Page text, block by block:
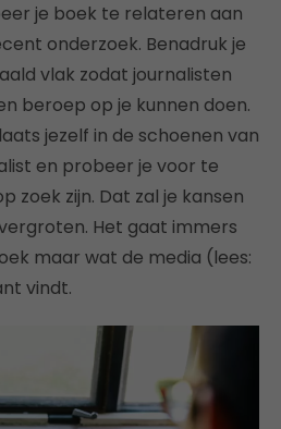
je boek te relateren aan
onderzoek. Benadruk je
vlak zodat journalisten
beroep op je kunnen doen.
jezelf in de schoenen van
en probeer je voor te
zoek zijn. Dat zal je kansen
Het gaat immers
maar wat de media (lees:
vindt.